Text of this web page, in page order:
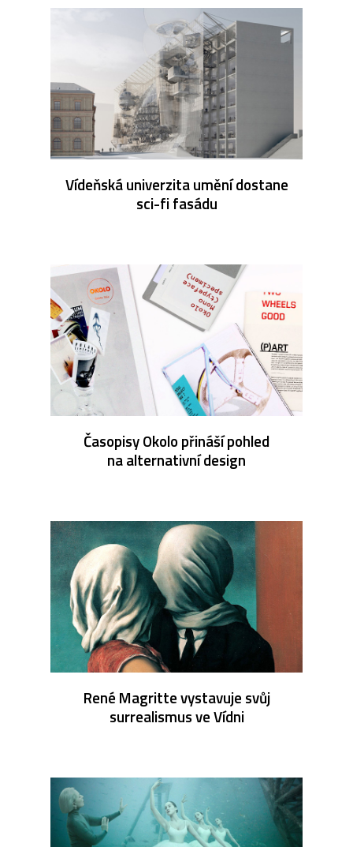
Vídeňská univerzita umění dostane
sci-fi fasádu
Časopisy Okolo přináší pohled
na alternativní design
René Magritte vystavuje svůj
surrealismus ve Vídni